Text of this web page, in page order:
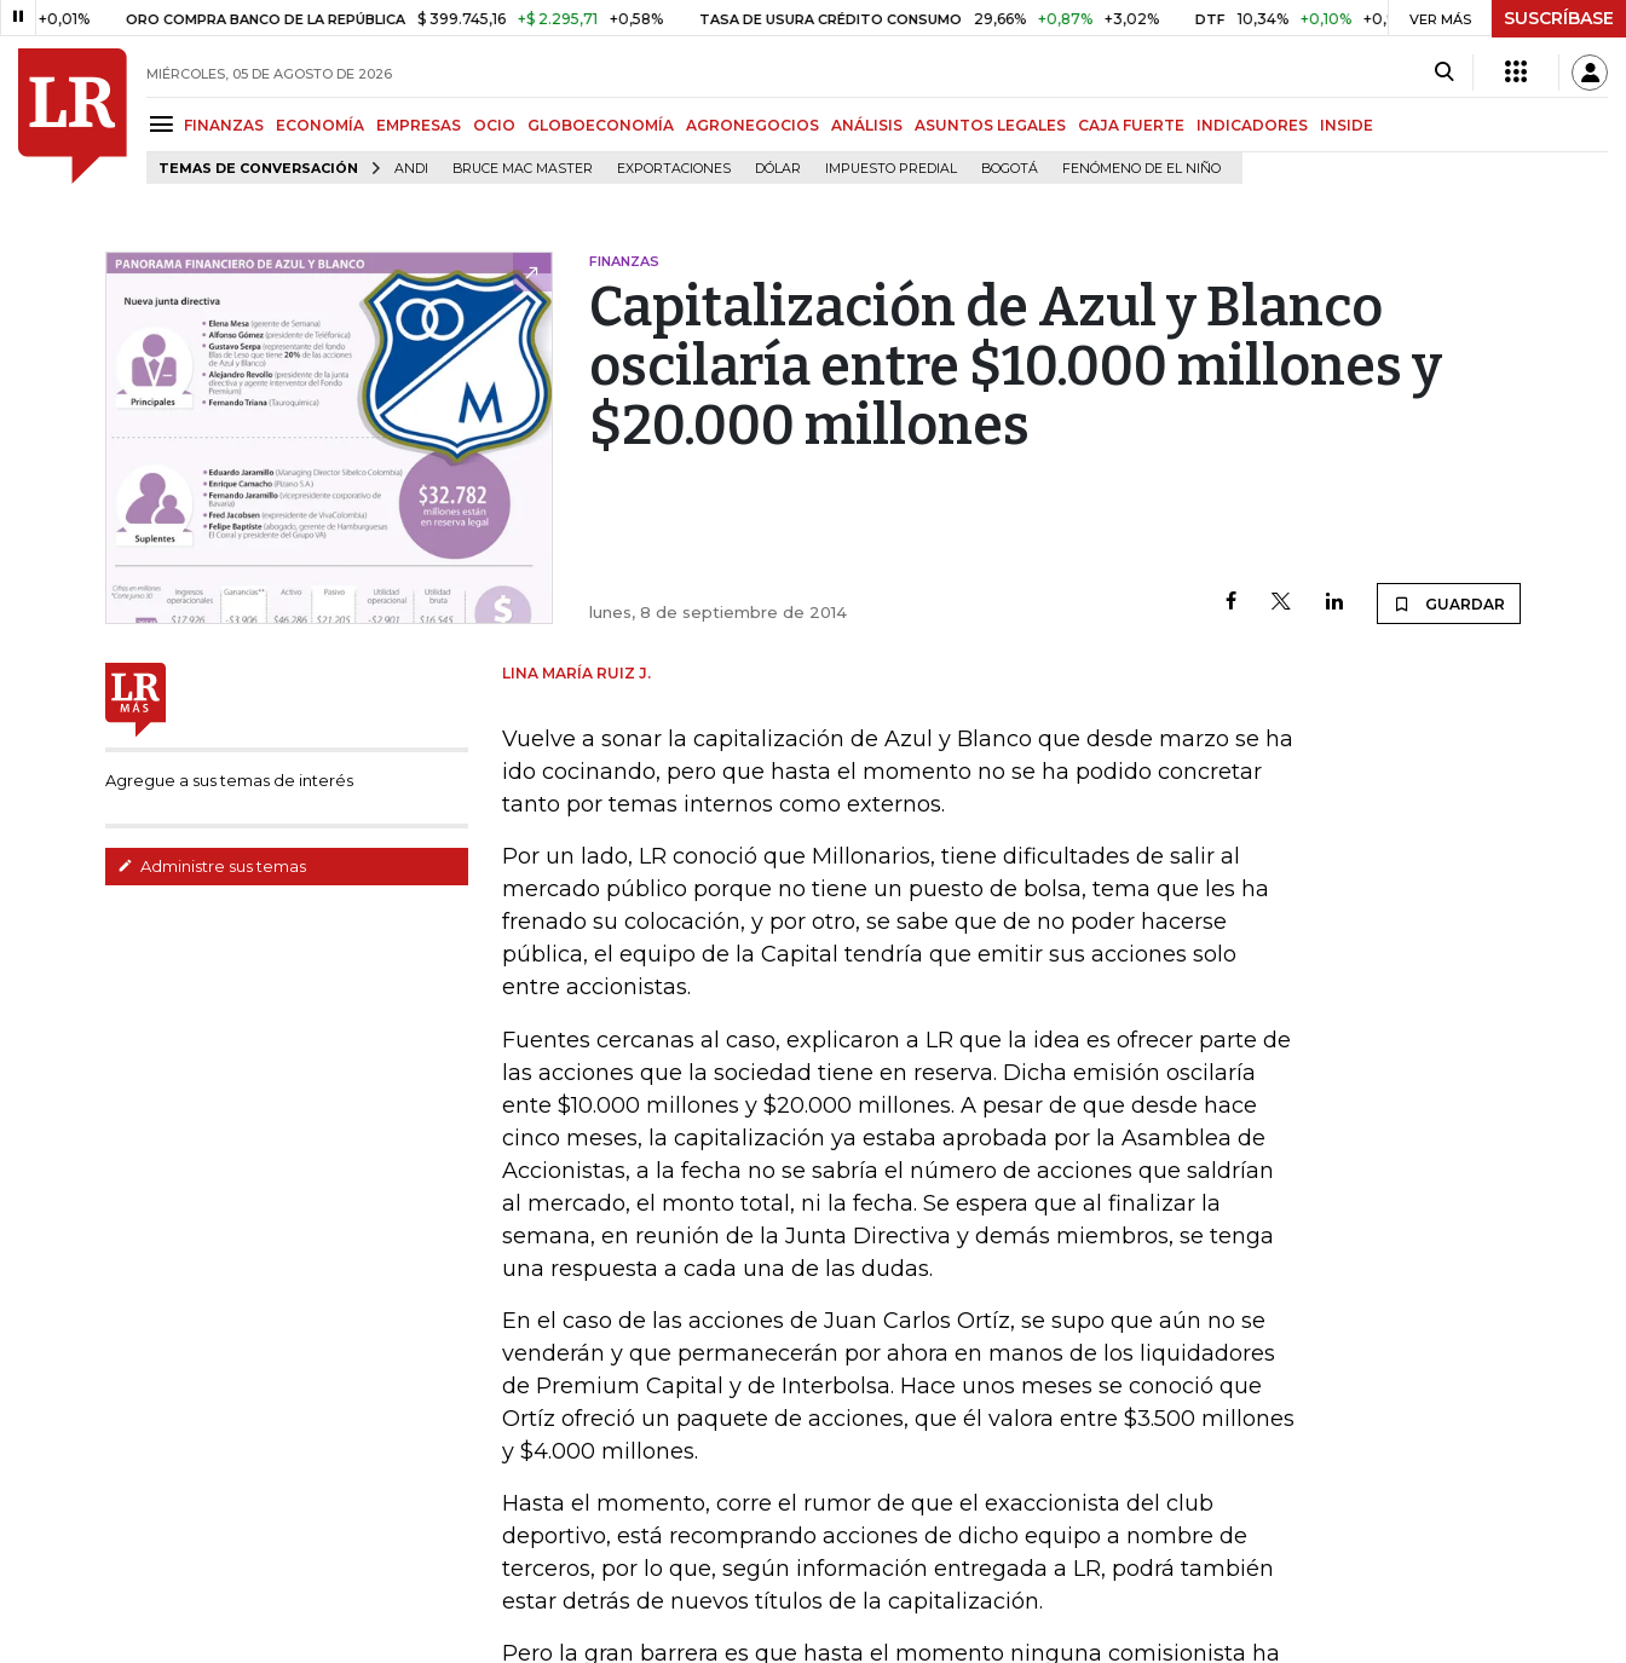
ORO COMPRA BANCO DE LA REPÚBLICA $ 399.745,16 +$ 2.295,71 +0,58% TASA DE USURA CRÉDITO CONSUMO 29,66% +0,87% +3,02% DTF 10,34% +0,10% +0,98% UVR $ 416,81 +$ 0,05 +0,01%
VER MÁS SUSCRÍBASE
MIÉRCOLES, 05 DE AGOSTO DE 2026
FINANZAS ECONOMÍA EMPRESAS OCIO GLOBOECONOMÍA AGRONEGOCIOS ANÁLISIS ASUNTOS LEGALES CAJA FUERTE INDICADORES INSIDE
TEMAS DE CONVERSACIÓN ANDI BRUCE MAC MASTER EXPORTACIONES DÓLAR IMPUESTO PREDIAL BOGOTÁ FENÓMENO DE EL NIÑO
FINANZAS
Capitalización de Azul y Blanco
oscilaría entre $10.000 millones y
$20.000 millones
lunes, 8 de septiembre de 2014 GUARDAR
Agregue a sus temas de interés
Administre sus temas
LINA MARÍA RUIZ J.
Vuelve a sonar la capitalización de Azul y Blanco que desde marzo se ha
ido cocinando, pero que hasta el momento no se ha podido concretar
tanto por temas internos como externos.
Por un lado, LR conoció que Millonarios, tiene dificultades de salir al
mercado público porque no tiene un puesto de bolsa, tema que les ha
frenado su colocación, y por otro, se sabe que de no poder hacerse
pública, el equipo de la Capital tendría que emitir sus acciones solo
entre accionistas.
Fuentes cercanas al caso, explicaron a LR que la idea es ofrecer parte de
las acciones que la sociedad tiene en reserva. Dicha emisión oscilaría
ente $10.000 millones y $20.000 millones. A pesar de que desde hace
cinco meses, la capitalización ya estaba aprobada por la Asamblea de
Accionistas, a la fecha no se sabría el número de acciones que saldrían
al mercado, el monto total, ni la fecha. Se espera que al finalizar la
semana, en reunión de la Junta Directiva y demás miembros, se tenga
una respuesta a cada una de las dudas.
En el caso de las acciones de Juan Carlos Ortíz, se supo que aún no se
venderán y que permanecerán por ahora en manos de los liquidadores
de Premium Capital y de Interbolsa. Hace unos meses se conoció que
Ortíz ofreció un paquete de acciones, que él valora entre $3.500 millones
y $4.000 millones.
Hasta el momento, corre el rumor de que el exaccionista del club
deportivo, está recomprando acciones de dicho equipo a nombre de
terceros, por lo que, según información entregada a LR, podrá también
estar detrás de nuevos títulos de la capitalización.
Pero la gran barrera es que hasta el momento ninguna comisionista ha